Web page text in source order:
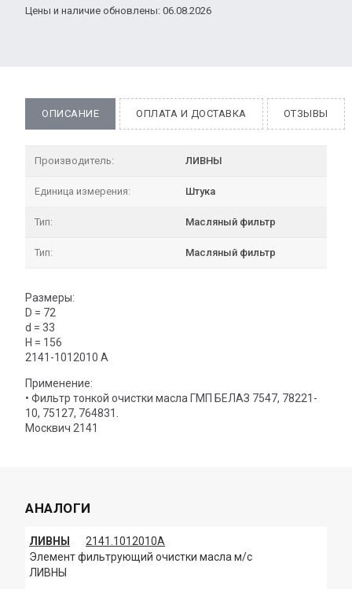
Цены и наличие обновлены: 06.08.2026
ОПИСАНИЕ ОПЛАТА И ДОСТАВКА ОТЗЫВЫ
Производитель: ЛИВНЫ
Единица измерения: Штука
Тип: Масляный фильтр
Тип: Масляный фильтр
Размеры:
D = 72
d = 33
H = 156
2141-1012010 А
Применение:
• Фильтр тонкой очистки масла ГМП БЕЛАЗ 7547, 78221-
10, 75127, 764831.
Москвич 2141
АНАЛОГИ
ЛИВНЫ
2141.1012010А
Элемент фильтрующий очистки масла м/с
ЛИВНЫ